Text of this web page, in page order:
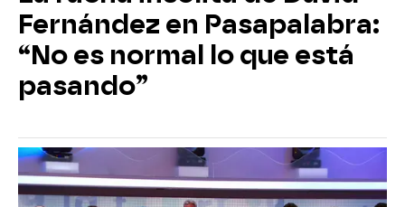
Fernández en Pasapalabra:
“No es normal lo que está
pasando”